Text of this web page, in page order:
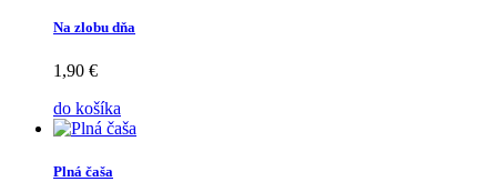
Na zlobu dňa
1,90 €
do košíka
Plná čaša